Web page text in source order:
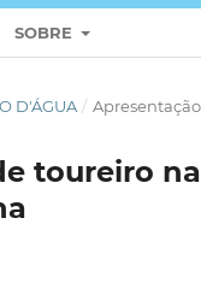
SOBRE
D'ÁGUA / Apresentação
toureiro